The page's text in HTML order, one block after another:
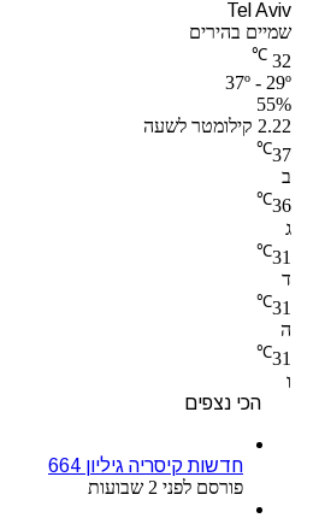
Tel Aviv
שמיים בהירים
32
℃
37º - 29º
55%
2.22 קילומטר לשעה
37
℃
ב
36
℃
ג
31
℃
ד
31
℃
ה
31
℃
ו
הכי נצפים
חדשות קיסריה גיליון 664
פורסם לפני 2 שבועות